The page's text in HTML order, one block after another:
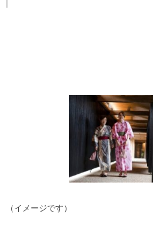
（イメージです）